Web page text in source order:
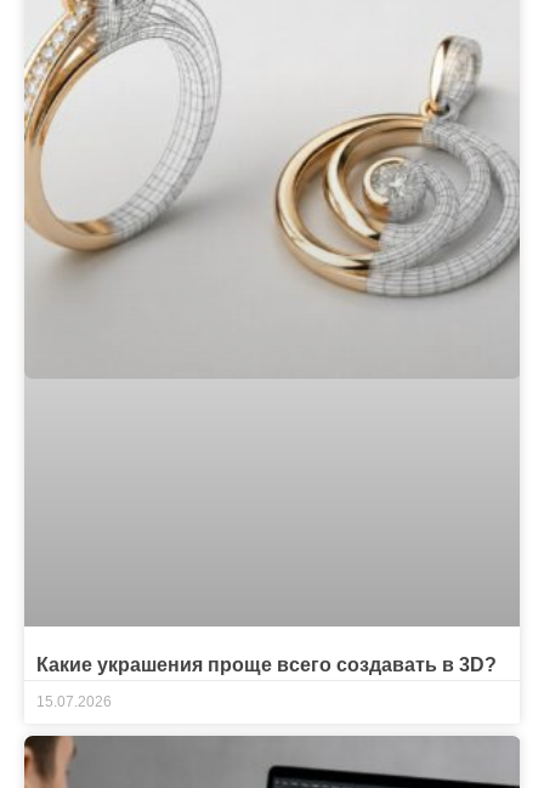
Какие украшения проще всего создавать в 3D?
15.07.2026